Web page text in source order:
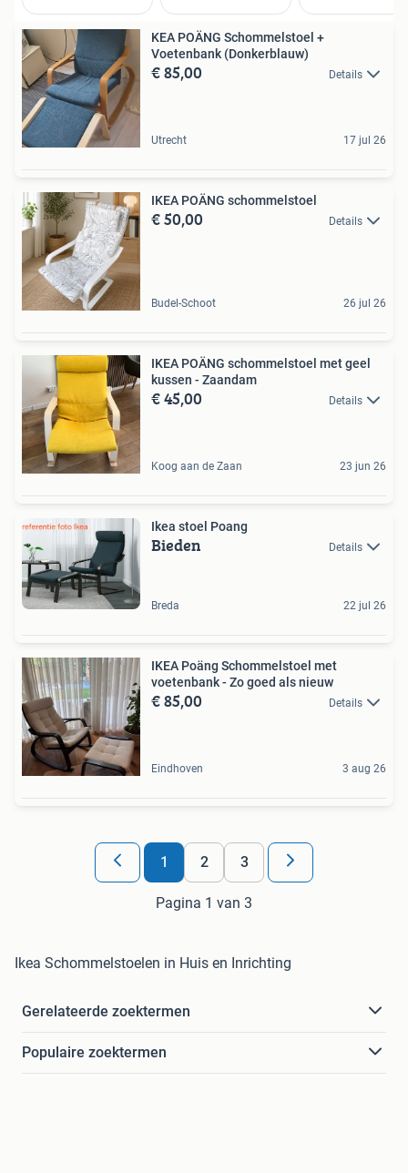
KEA POÄNG Schommelstoel +
Voetenbank (Donkerblauw)
€ 85,00 Details
Utrecht 17 jul 26
IKEA POÄNG schommelstoel
€ 50,00 Details
Budel-Schoot 26 jul 26
IKEA POÄNG schommelstoel met geel
kussen - Zaandam
€ 45,00 Details
Koog aan de Zaan 23 jun 26
Ikea stoel Poang
Bieden Details
Breda 22 jul 26
IKEA Poäng Schommelstoel met
voetenbank - Zo goed als nieuw
€ 85,00 Details
Eindhoven 3 aug 26
1 2 3
Pagina 1 van 3
Ikea Schommelstoelen in Huis en Inrichting
Gerelateerde zoektermen
Populaire zoektermen